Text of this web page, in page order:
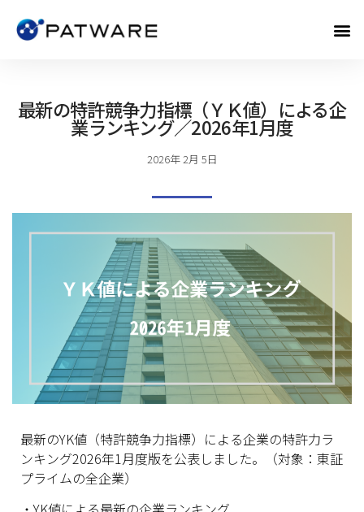
最新の特許競争力指標（ＹＫ値）による企
業ランキング／2026年1月度
2026年 2月 5日
最新のYK値（特許競争力指標） による企業の特許力ラ
ンキング2026年1月度版を公表しました。（対象： 東証
プライムの全企業）